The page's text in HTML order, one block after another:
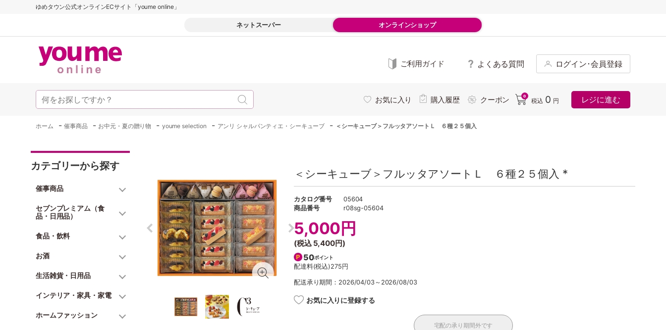
ゆめタウン公式オンラインECサイト「youme online」
ネットスーパー オンラインショップ
ご利用ガイド よくある質問 ログイン･会員登録
お気に入り 購入履歴 クーポン 0
税込 0 円 レジに進む
ホーム -催事商品 - お中元・夏の贈り物 - youme selection - アンリ シャルパンティエ・シーキューブ - ＜シーキューブ＞フルッタアソートＬ ６種２５個入
カテゴリーから探す
催事商品
セブンプレミアム（食
品・日用品）
食品・飲料
お酒
生活雑貨・日用品
インテリア・家具・家電
ホームファッション
＜シーキューブ＞フルッタアソートＬ ６種２５個入 *
カタログ番号
05604
商品番号
r08sg-05604
5,000円
(税込 5,400円)
50ポイント
配達料(税込)275円
配送承り期間：2026/04/03～2026/08/03
お気に入りに登録する
宅配の承り期間外です